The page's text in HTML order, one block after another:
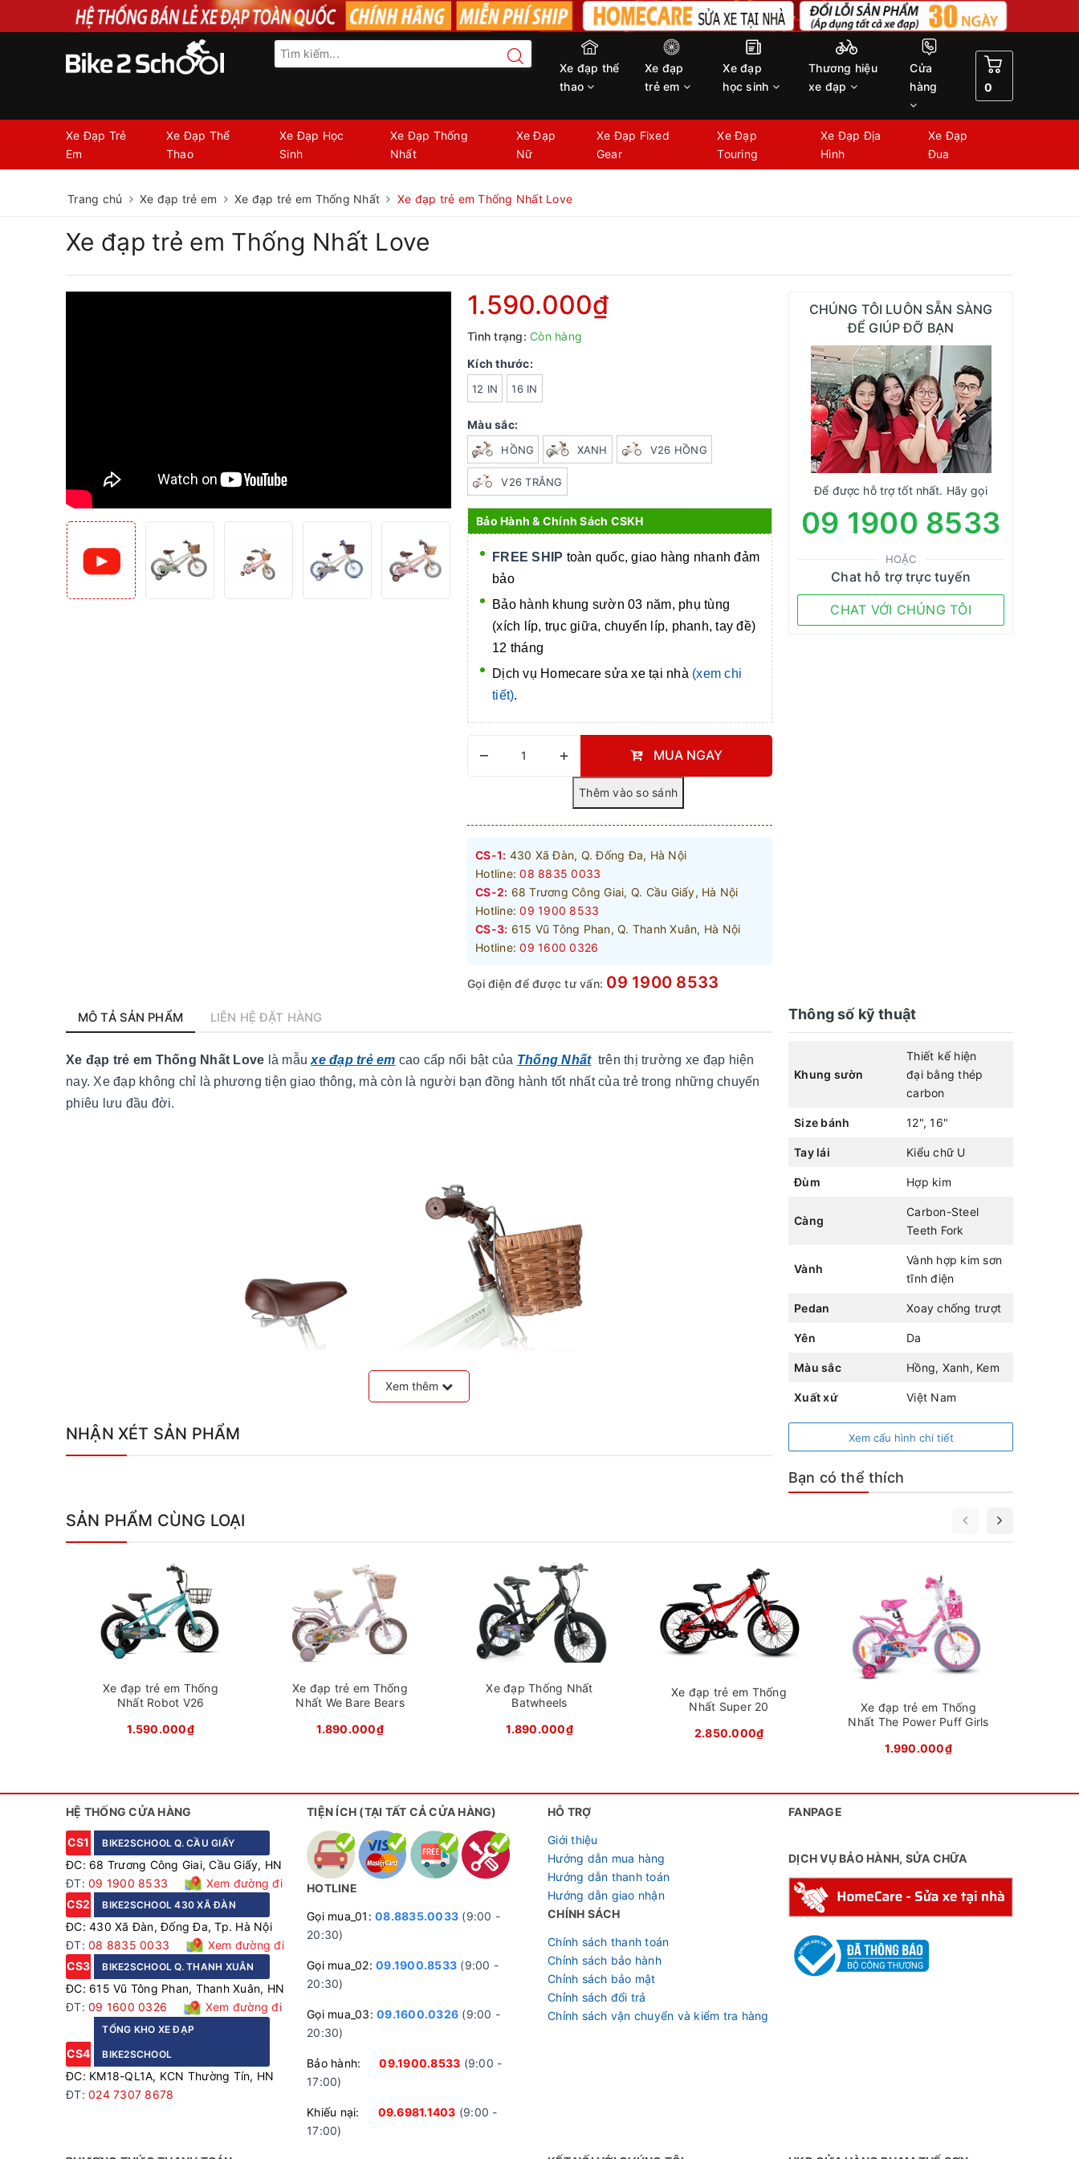
Xe đạp thể
thao
Xe đạp
trẻ em
Xe đạp
học sinh
Thương hiệu
xe đạp
Cửa
hàng
0
Xe Đạp Trẻ
Em
Xe Đạp Thể
Thao
Xe Đạp Học
Sinh
Xe Đạp Thống
Nhất
Xe Đạp
Nữ
Xe Đạp Fixed
Gear
Xe Đạp
Touring
Xe Đạp Địa
Hình
Xe Đạp
Đua
Trang chủ Xe đạp trẻ em Xe đạp trẻ em Thống Nhất Xe đạp trẻ em Thống Nhất Love
Xe đạp trẻ em Thống Nhất Love
1.590.000₫
Tình trạng: Còn hàng
Kích thước:
12 IN 16 IN
Màu sắc:
HỒNG XANH V26 HỒNG
V26 TRẮNG
Bảo Hành & Chính Sách CSKH
FREE SHIP toàn quốc, giao hàng nhanh đảm
bảo
Bảo hành khung sườn 03 năm, phụ tùng
(xích líp, trục giữa, chuyển líp, phanh, tay đề)
12 tháng
Dịch vụ Homecare sửa xe tại nhà (xem chi
tiết).
– + MUA NGAY
CS-1: 430 Xã Đàn, Q. Đống Đa, Hà Nội
Hotline: 08 8835 0033
CS-2: 68 Trương Công Giai, Q. Cầu Giấy, Hà Nội
Hotline: 09 1900 8533
CS-3: 615 Vũ Tông Phan, Q. Thanh Xuân, Hà Nội
Hotline: 09 1600 0326
Gọi điện để được tư vấn: 09 1900 8533
CHÚNG TÔI LUÔN SẴN SÀNG
ĐỂ GIÚP ĐỠ BẠN
Để được hỗ trợ tốt nhất. Hãy gọi
09 1900 8533
HOẶC
Chat hỗ trợ trực tuyến
CHAT VỚI CHÚNG TÔI
MÔ TẢ SẢN PHẨM LIÊN HỆ ĐẶT HÀNG
Xe đạp trẻ em Thống Nhất Love là mẫu xe đạp trẻ em cao cấp nổi bật của Thống Nhấttrên thị trường xe đạp hiện
nay. Xe đạp không chỉ là phương tiện giao thông, mà còn là người bạn đồng hành tốt nhất của trẻ trong những chuyến
phiêu lưu đầu đời.
Xe đạp trẻ em Thống Nhất Love màu Xanh
Các chi tiết của xe đều sử dụng vật liệu cao cấp như yên da, lốp kenda khổ lớn chống mài mòn và chống trượt, vành
các bé từ 2 đến 4 tuổi và 4 đến 8 tuổi.
Xem thêm
NHẬN XÉT SẢN PHẨM
Thông số kỹ thuật
Khung sườn
Thiết kế hiện
đại bằng thép
carbon
Size bánh 12", 16"
Tay lái Kiểu chữ U
Đùm Hợp kim
Càng
Carbon-Steel
Teeth Fork
Vành
Vành hợp kim sơn
tĩnh điện
Pedan Xoay chống trượt
Yên Da
Màu sắc Hồng, Xanh, Kem
Xuất xứ Việt Nam
Xem cấu hình chi tiết
Bạn có thể thích
SẢN PHẨM CÙNG LOẠI
Xe đạp trẻ em Thống
Nhất Robot V26
1.590.000₫
Xe đạp trẻ em Thống
Nhất We Bare Bears
1.890.000₫
Xe đạp Thống Nhất
Batwheels
1.890.000₫
Xe đạp trẻ em Thống
Nhất Super 20
2.850.000₫
Xe đạp trẻ em Thống
Nhất The Power Puff Girls
1.990.000₫
HỆ THỐNG CỬA HÀNG
CS1 BIKE2SCHOOL Q. CẦU GIẤY
ĐC: 68 Trương Công Giai, Cầu Giấy, HN
ĐT: 09 1900 8533
Xem đường đi
CS2
BIKE2SCHOOL 430 XÃ ĐÀN
ĐC: 430 Xã Đàn, Đống Đa, Tp. Hà Nội
ĐT: 08 8835 0033
Xem đường đi
CS3
BIKE2SCHOOL Q. THANH XUÂN
ĐC: 615 Vũ Tông Phan, Thanh Xuân, HN
ĐT: 09 1600 0326 Xem đường đi
CS4
TỔNG KHO XE ĐẠP
BIKE2SCHOOL
ĐC: KM18-QL1A, KCN Thường Tín, HN
ĐT: 024 7307 8678
TIỆN ÍCH (TẠI TẤT CẢ CỬA HÀNG)
HOTLINE
Gọi mua_01: 08.8835.0033 (9:00 -
20:30)
Gọi mua_02: 09.1900.8533 (9:00 -
20:30)
Gọi mua_03: 09.1600.0326 (9:00 -
20:30)
Bảo hành:09.1900.8533 (9:00 -
17:00)
Khiếu nại: 09.6981.1403 (9:00 -
17:00)
HỖ TRỢ
Giới thiệu
Hướng dẫn mua hàng
Hướng dẫn thanh toán
Hướng dẫn giao nhận
CHÍNH SÁCH
Chính sách thanh toán
Chỉnh sách bảo hành
Chỉnh sách bảo mật
Chỉnh sách đổi trả
Chỉnh sách vận chuyển và kiểm tra hàng
FANPAGE
DỊCH VỤ BẢO HÀNH, SỬA CHỮA